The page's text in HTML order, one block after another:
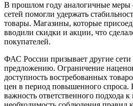
В прошлом году аналогичные меры
сетей помогли удержать
товары. Магазины, которые
вводили скидки и акции, что
покупателей.
ФАС России призывает другие сети
предложению. Ограничение
доступность востребованных
цен в период повышенного спроса.
важность ответственного подхода